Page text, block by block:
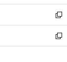
開
く
ウ
で
開
く
ン
ド
ウ
で
開
ウ
ィ
ン
ド
ウ
し
い
ウ
ィ
ン
新
し
い
ウ
新
し